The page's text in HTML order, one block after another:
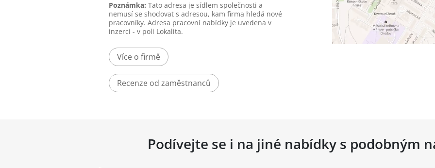
Poznámka: Tato adresa je sídlem společnosti a
nemusí se shodovat s adresou, kam firma hledá nové
pracovníky. Adresa pracovní nabídky je uvedena v
inzerci - v poli Lokalita.
Více o firmě
Recenze od zaměstnanců
Podívejte se i na jiné nabídky s podobným